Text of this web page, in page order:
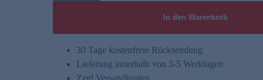
In den Warenkorb
30 Tage kostenfreie Rücksendung
Lieferung innerhalb von 3-5 Werktagen